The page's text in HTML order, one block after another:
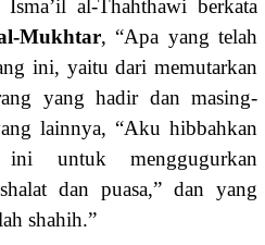
al-Thahthawi berkata
Mukhtar, “Apa yang telah
ini, yaitu dari memutarkan
yang hadir dan masing-
lainnya, “Aku hibbahkan
untuk menggugurkan
dan puasa,” dan yang
shahih.”